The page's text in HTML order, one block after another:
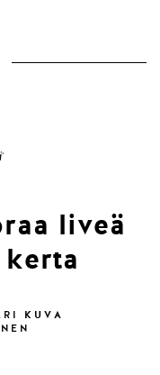
liveä
KUVA